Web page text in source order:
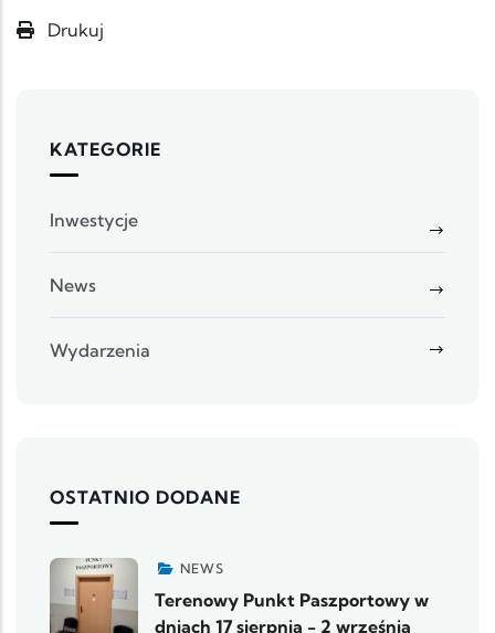
Drukuj
KATEGORIE
Inwestycje
News
Wydarzenia
OSTATNIO DODANE
NEWS
Terenowy Punkt Paszportowy w
dniach 17 sierpnia - 2 września